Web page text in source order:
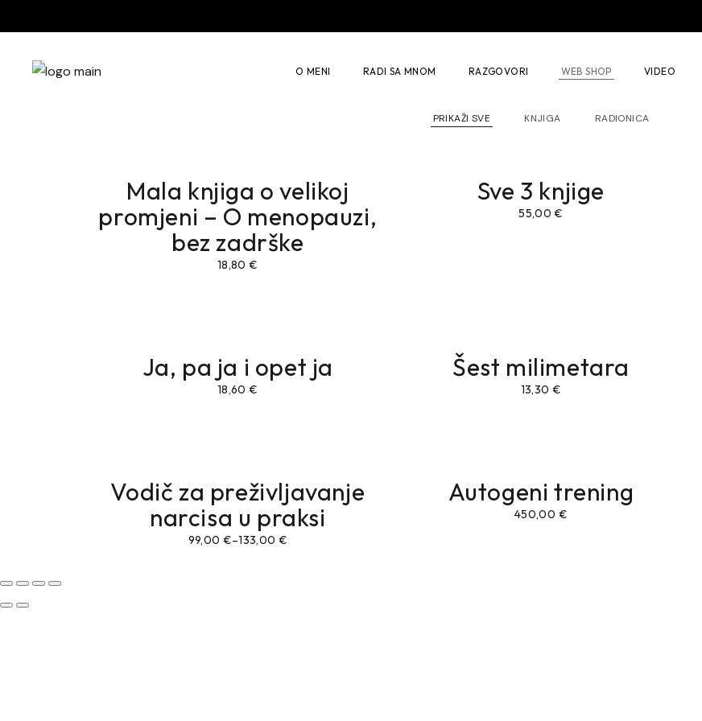
O MENI RADI SA MNOM
Mindfulness
RAZGOVORI WEB SHOP VIDEO
Vodič za preživljavanje narcisa
Autogeni trening
Individualni rad
PRIKAŽI SVE KNJIGA RADIONICA
Mala knjiga o velikoj
promjeni – O menopauzi,
bez zadrške
18,80€
Sve 3 knjige
55,00€
Ja, pa ja i opet ja
18,60€
Šest milimetara
13,30 €
Vodič za preživljavanje
narcisa u praksi
99,00 €–133,00 €
Autogeni trening
450,00 €